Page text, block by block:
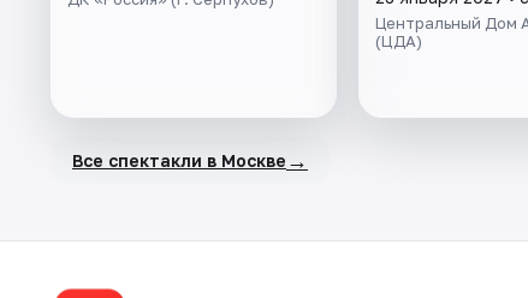
Центральный Дом
(ЦДА)
Все спектакли в Москве →